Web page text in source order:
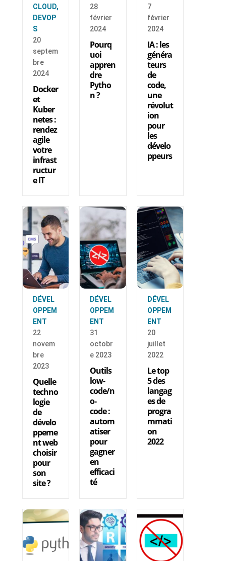
CLOUD,
DEVOP
S
20
septem
bre
2024
Docker
et
Kuber
netes :
rendez
agile
votre
infrast
ructur
e IT
28
février
2024
Pourq
uoi
appren
dre
Pytho
n ?
7
février
2024
IA : les
généra
teurs
de
code,
une
révolut
ion
pour
les
dévelo
ppeurs
DÉVEL
OPPEM
ENT
22
novem
bre
2023
Quelle
techno
logie
de
dévelo
ppeme
nt web
choisir
pour
son
site ?
DÉVEL
OPPEM
ENT
31
octobr
e 2023
Outils
low-
code/n
o-
code :
autom
atiser
pour
gagner
en
efficaci
té
DÉVEL
OPPEM
ENT
20
juillet
2022
Le top
5 des
langag
es de
progra
mmati
on
2022